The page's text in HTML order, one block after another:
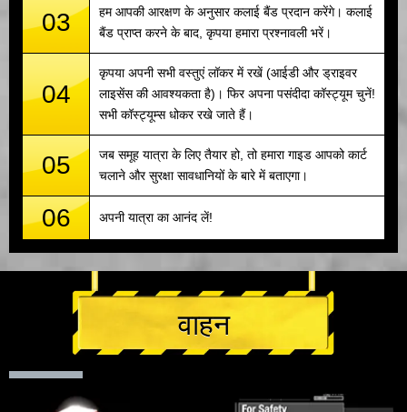
03
हम आपकी आरक्षण के अनुसार कलाई बैंड प्रदान करेंगे। कलाई
बैंड प्राप्त करने के बाद, कृपया हमारा प्रश्नावली भरें।
04
कृपया अपनी सभी वस्तुएं लॉकर में रखें (आईडी और ड्राइवर
लाइसेंस की आवश्यकता है)। फिर अपना पसंदीदा कॉस्ट्यूम चुनें!
सभी कॉस्ट्यूम्स धोकर रखे जाते हैं।
05
जब समूह यात्रा के लिए तैयार हो, तो हमारा गाइड आपको कार्ट
चलाने और सुरक्षा सावधानियों के बारे में बताएगा।
06 अपनी यात्रा का आनंद लें!
वाहन